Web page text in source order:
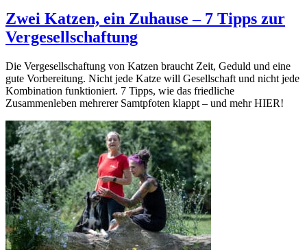
Zwei Katzen, ein Zuhause – 7 Tipps zur
Vergesellschaftung
Die Vergesellschaftung von Katzen braucht Zeit, Geduld und eine
gute Vorbereitung. Nicht jede Katze will Gesellschaft und nicht jede
Kombination funktioniert. 7 Tipps, wie das friedliche
Zusammenleben mehrerer Samtpfoten klappt – und mehr HIER!